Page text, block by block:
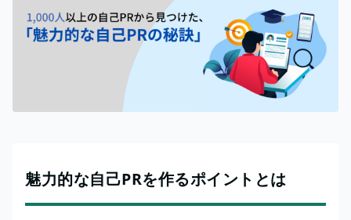
魅力的な自己PRを作るポイントとは